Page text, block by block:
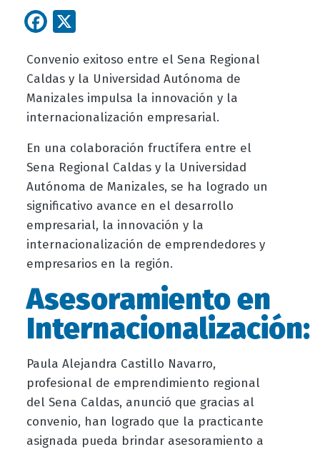
Facebook
Convenio exitoso entre el Sena Regional
Caldas y la Universidad Autónoma de
Manizales impulsa la innovación y la
internacionalización empresarial.
En una colaboración fructífera entre el
Sena Regional Caldas y la Universidad
Autónoma de Manizales, se ha logrado un
significativo avance en el desarrollo
empresarial, la innovación y la
internacionalización de emprendedores y
empresarios en la región.
Asesoramiento en
Internacionalización:
Paula Alejandra Castillo Navarro,
profesional de emprendimiento regional
del Sena Caldas, anunció que gracias al
convenio, han logrado que la practicante
asignada pueda brindar asesoramiento a